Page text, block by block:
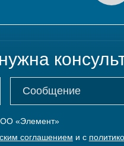
«Элемент»
соглашением и с